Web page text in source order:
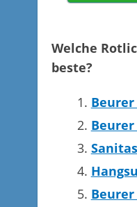
Welche
beste?
Beurer
Beurer
Beurer